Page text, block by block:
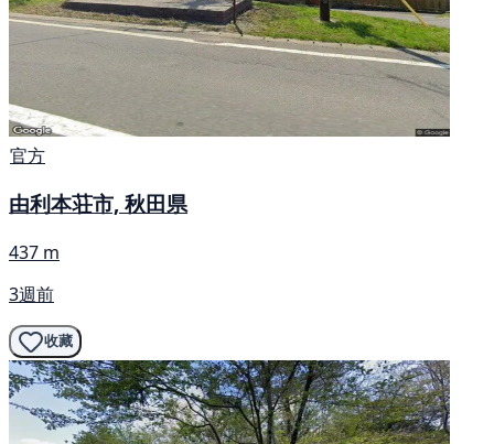
官方
由利本荘市, 秋田県
437 m
3週前
收藏